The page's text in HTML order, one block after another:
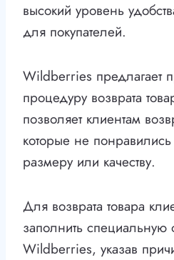
высокий уровень
для покупателей.
Wildberries предлагает
процедуру возврата
позволяет клиентам
которые не
размеру или качеству.
Для возврата товара
заполнить специальную
Wildberries, указав